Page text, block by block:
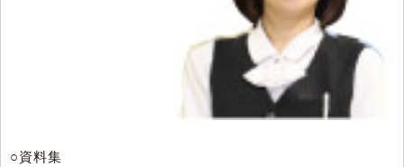
○資料集